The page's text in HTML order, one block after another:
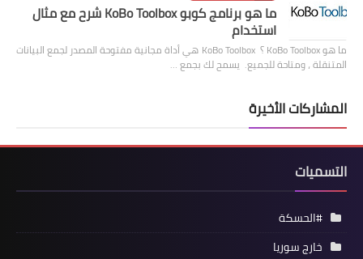
ما هو برنامج كوبو KoBo Toolbox شرح مع مثال
استخدام
ما هو KoBo Toolbox ؟ KoBo Toolbox هي أداة مجانية مفتوحة المصدر لجمع البيانات
المتنقلة ، ومتاحة للجميع. يسمح لك بجمع …
المشاركات الأخيرة
التسميات
#الحسكة
خارج سوريا